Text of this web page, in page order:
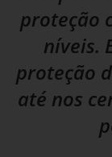
proteção
níveis.
proteção
até nos